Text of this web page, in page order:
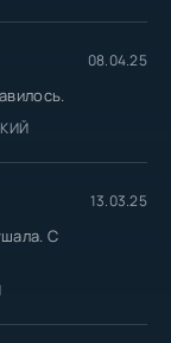
08.04.25
13.03.25
С